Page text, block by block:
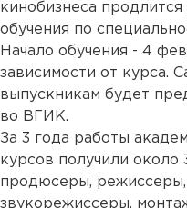
кинобизнеса
обучения по
Начало обучения - 4
зависимости от курса.
выпускникам будет
во ВГИК.
За 3 года работы
курсов получили около
продюсеры,
звукорежиссеры,